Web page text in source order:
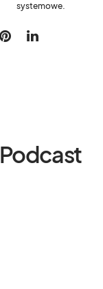
systemowe.
Podcast